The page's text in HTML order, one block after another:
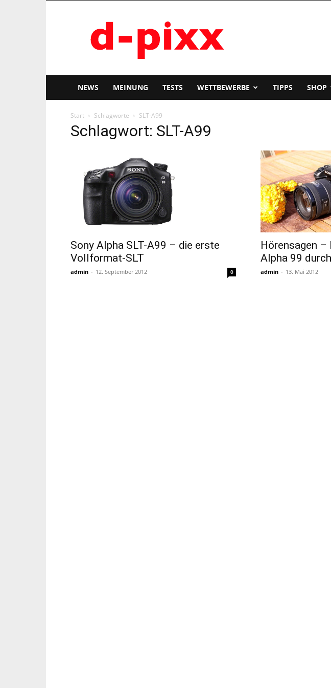
pixx
NEWS MEINUNG TESTS WETTBEWERBE TIPPS SHOP
Start Schlagworte SLT-A99
Schlagwort: SLT-A99
Sony Alpha SLT-A99 – die erste
Vollformat-SLT
admin - 12. September 2012 0
Hörensagen –
Alpha 99
admin - 13. Mai 2012